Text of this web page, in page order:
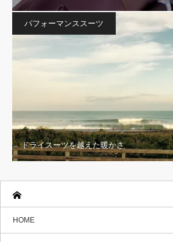
パフォーマンススーツ
ドライスーツを越えた暖かさ
HOME